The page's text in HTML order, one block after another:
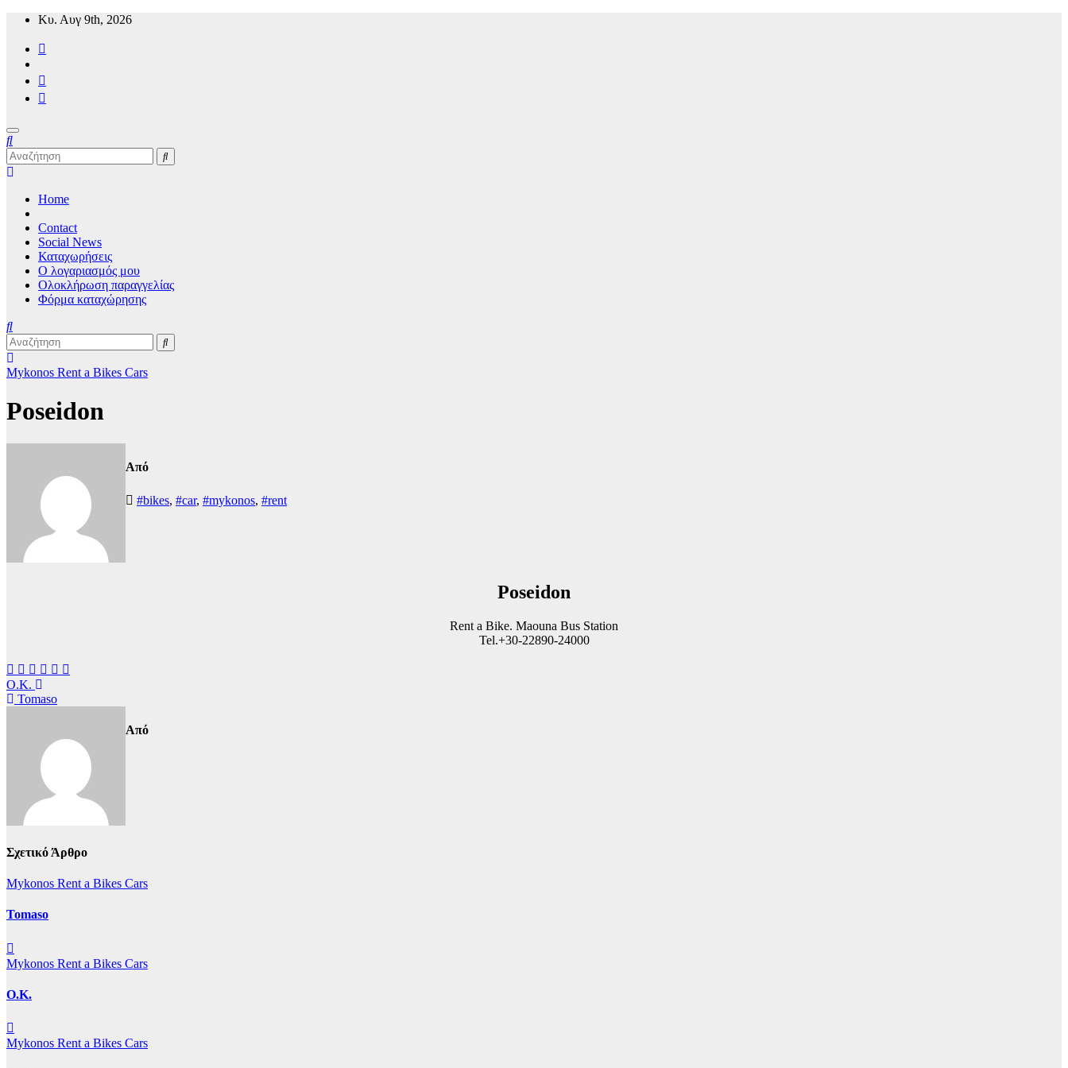
Μετάβαση
περιεχόμενο
Κυ. Αυγ 9th, 2026
Mykonos24 Travel News
Home
Contact
Social News
Καταχωρήσεις
Ο λογαριασμός μου
Ολοκλήρωση παραγγελίας
Φόρμα καταχώρησης
Mykonos Rent a Bikes Cars
Poseidon
Από
#bikes, #car, #mykonos, #rent
Poseidon
Rent a Bike. Maouna Bus Station
Tel.+30-22890-24000
Πλοήγηση
άρθρων
O.K.
Tomaso
Από
Σχετικό Άρθρο
Mykonos Rent a Bikes Cars
Tomaso
Mykonos Rent a Bikes Cars
O.K.
Mykonos Rent a Bikes Cars